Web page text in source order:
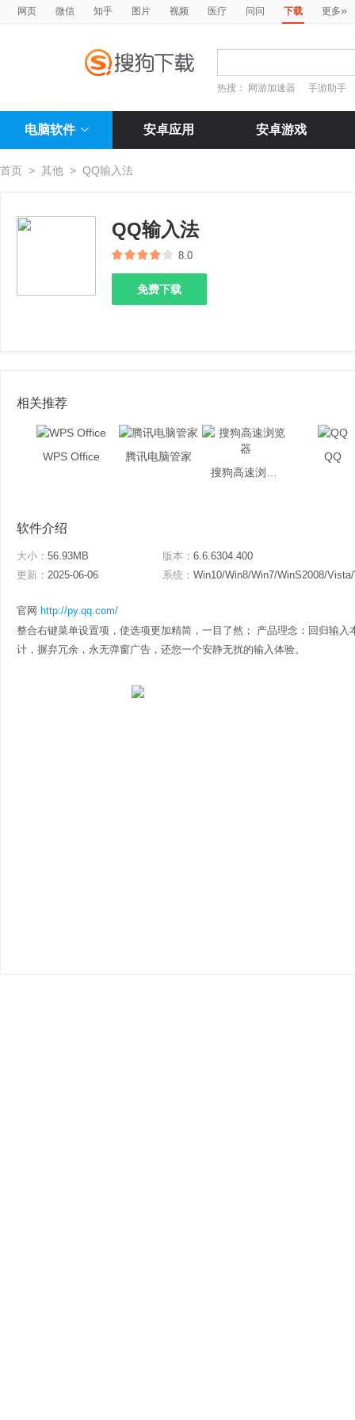
网页 微信 知乎 图片 视频 医疗 问问 下载 更多»
热搜： 网游加速器 手游助手
电脑软件 安卓应用 安卓游戏
首页 > 其他 > QQ输入法
QQ输入法
8.0
免费下载
相关推荐
WPS Office
腾讯电脑管家
QQ
软件介绍
大小： 56.93MB 版本： 6.6.6304.400
更新： 2025-06-06 系统： Win10/Win8/Win7/WinS2008/
官网 http://py.qq.com/
整合右键菜单设置项，使选项更加精简，一目了然； 产品理念：回归输
计，摒弃冗余，永无弹窗广告，还您一个安静无扰的输入体验。